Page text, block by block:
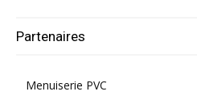
Partenaires
Menuiserie PVC